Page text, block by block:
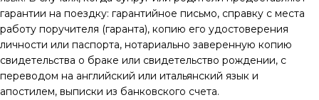
гарантии на поездку: гарантийное письмо, справку с места
работу поручителя (гаранта), копию его удостоверения
личности или паспорта, нотариально заверенную копию
свидетельства о браке или свидетельство рождении, с
переводом на английский или итальянский язык и
апостилем, выписки из банковского счета.